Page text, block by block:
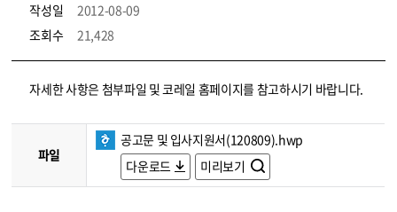
작성일
2012-08-09
조회수
21,428
코레일소개_경영공시_채용공고 상세보기 – 내용, 파일, 담당자 연락처로 구성
자세한 사항은 첨부파일 및 코레일 홈페이지를 참고하시기 바랍니다.
파일
공고문 및 입사지원서(120809).hwp
다운로드
미리보기